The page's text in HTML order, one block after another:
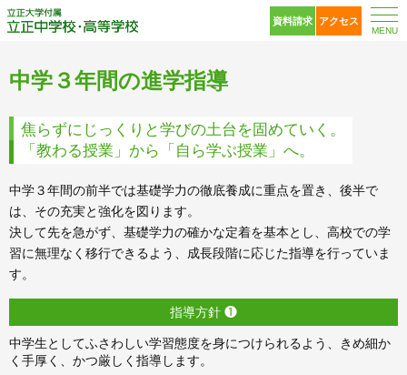
立正大学付属 立正中
資料請求 アクセス
MENU
中学３年間の進学指導
焦らずにじっくりと学びの土台を固めていく。
「教わる授業」から「自ら学ぶ授業」へ。
中学３年間の前半では基礎学力の徹底養成に重点を置き、後半で
は、その充実と強化を図ります。
決して先を急がず、基礎学力の確かな定着を基本とし、高校での学
習に無理なく移行できるよう、成長段階に応じた指導を行っていま
す。
指導方針 ❶
中学生としてふさわしい学習態度を身につけられるよう、きめ細か
く手厚く、かつ厳しく指導します。